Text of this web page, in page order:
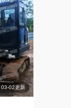
03-02更新